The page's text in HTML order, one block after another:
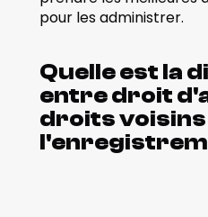
pour les administrer.
Quelle est la
entre droit
droits